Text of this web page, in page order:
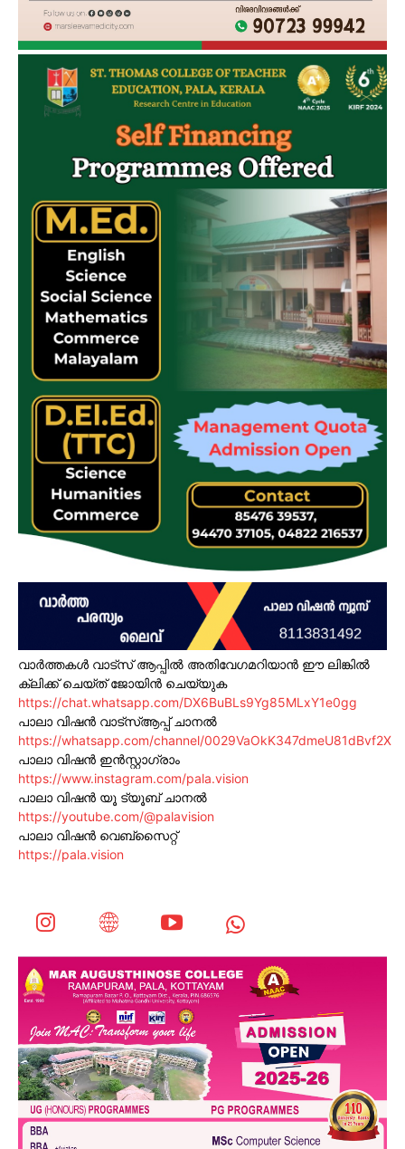
വാർത്തകൾ വാട്സ് ആപ്പിൽ അതിവേഗമറിയാൻ ഈ ലിങ്കിൽ
ക്ലിക്ക് ചെയ്ത് ജോയിൻ ചെയ്യുക
https://chat.whatsapp.com/DX6BuBLs9Yg85MLxY1e0gg
പാലാ വിഷൻ വാട്സ്ആപ്പ് ചാനൽ
https://whatsapp.com/channel/0029VaOkK347dmeU81dBvf2X
പാലാ വിഷൻ ഇൻസ്റ്റാഗ്രാം
https://www.instagram.com/pala.vision
പാലാ വിഷൻ യൂ ട്യൂബ് ചാനൽ
https://youtube.com/@palavision
പാലാ വിഷൻ വെബ്സൈറ്റ്
https://pala.vision